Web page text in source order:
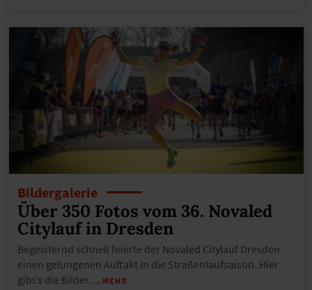
Bildergalerie
Über 350 Fotos vom 36. Novaled
Citylauf in Dresden
Begeisternd schnell feierte der Novaled Citylauf Dresden
einen gelungenen Auftakt in die Straßenlaufsaison. Hier
gibt’s die Bilder. …MEHR